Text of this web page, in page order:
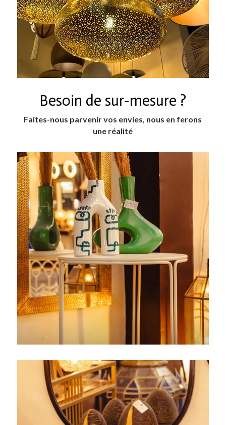
Besoin de sur-mesure ?
Faites-nous parvenir vos envies, nous en ferons
une réalité